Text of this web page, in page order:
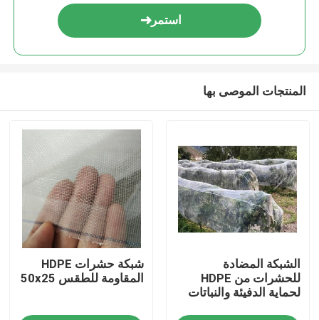
استمر
المنتجات الموصى بها
الشبكة المضادة
للحشرات من HDPE
لحماية الدفيئة والنباتات
شبكة حشرات HDPE
المقاومة للطقس 50x25